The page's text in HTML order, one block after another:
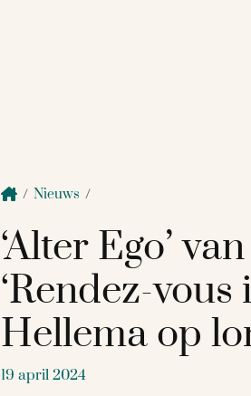
/ Nieuws /
‘Alter Ego’
‘Rendez-
Hellema op
19 april 2024